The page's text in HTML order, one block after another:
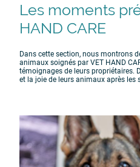
Les moments
HAND CARE
Dans cette section, nous montrons
animaux soignés par VET HAND
témoignages de leurs propriétaires.
et la joie de leurs animaux après les